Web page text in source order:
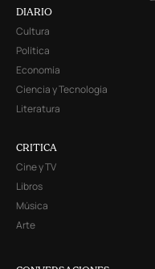
DIARIO
Cultura
Política
Economía
Ciencia y Tecnología
Literatura
CRITICA
Cine y TV
Libros
Música
Arte